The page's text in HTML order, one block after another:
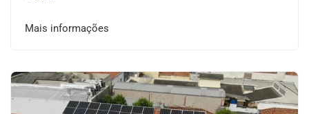
Mais informações